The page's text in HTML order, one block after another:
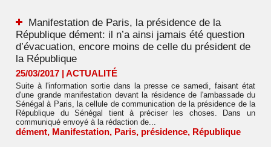
Manifestation de Paris, la présidence de la
République dément: il n’a ainsi jamais été question
d’évacuation, encore moins de celle du président de
la République
25/03/2017 | ACTUALITÉ
Suite à l'information sortie dans la presse ce samedi, faisant état
d'une grande manifestation devant la résidence de l'ambassade du
Sénégal à Paris, la cellule de communication de la présidence de la
République du Sénégal tient à préciser les choses. Dans un
communiqué envoyé à la rédaction de...
dément, Manifestation, Paris, présidence, République